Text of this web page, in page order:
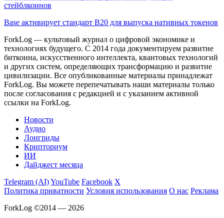
стейблкоинов
Base активирует стандарт B20 для выпуска нативных токенов
ForkLog — культовый журнал о цифровой экономике и
технологиях будущего. С 2014 года документируем развитие
биткоина, искусственного интеллекта, квантовых технологий
и других систем, определяющих трансформацию и развитие
цивилизации. Все опубликованные материалы принадлежат
ForkLog. Вы можете перепечатывать наши материалы только
после согласования с редакцией и с указанием активной
ссылки на ForkLog.
Новости
Аудио
Лонгриды
Крипториум
ИИ
Дайджест месяца
Telegram (AI)YouTube Facebook X
Политика приватности Условия использования О нас Реклама
ForkLog ©2014 — 2026